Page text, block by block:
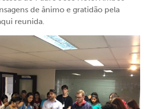
de ânimo e gratidão pela
reunida.